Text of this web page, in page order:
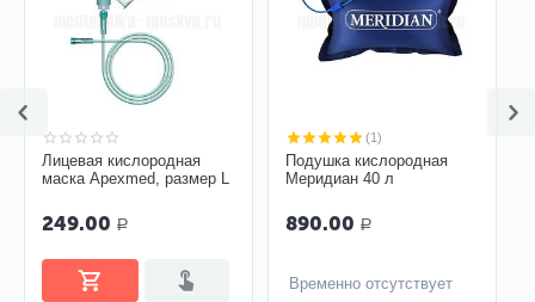
Лицевая кислородная
маска Apexmed, размер L
249.00 Р
(1)
Подушка кислородная
Меридиан 40 л
890.00 Р
Временно отсутствует